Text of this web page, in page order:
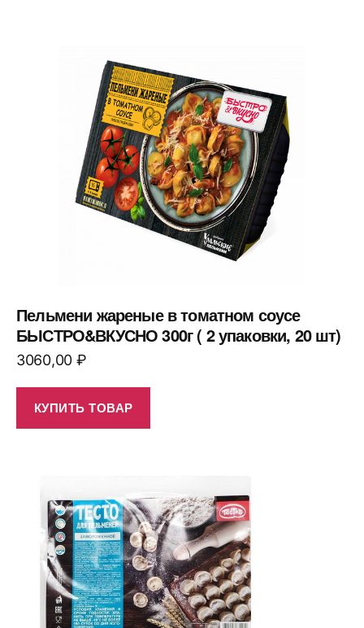
Пельмени жареные в томатном соусе
БЫСТРО&ВКУСНО 300г ( 2 упаковки, 20 шт)
3060,00 ₽
КУПИТЬ ТОВАР